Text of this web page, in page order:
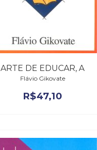
ARTE DE EDUCAR, A
Flávio Gikovate
R$47,10